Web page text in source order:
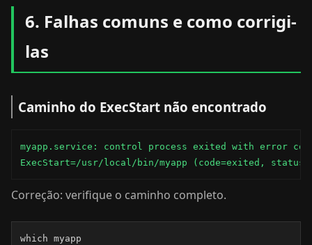
6. Falhas comuns e como corrigi-
las
Caminho do ExecStart não encontrado
myapp.service: control process exited with error
ExecStart=/usr/local/bin/myapp (code=exited,
Correção: verifique o caminho completo.
which myapp